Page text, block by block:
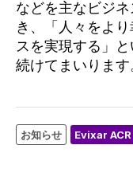
などを主なビジ
き、「人々をよ
スを実現する」
続けてまいります
お知らせ Evixar ACR